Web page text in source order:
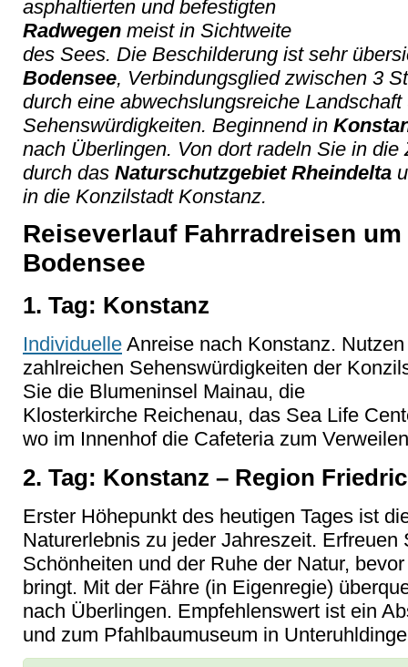
asphaltierten und befestigten
Radwegen meist in Sichtweite
des Sees. Die Beschilderung ist sehr
Bodensee, Verbindungsglied zwischen 3
durch eine abwechslungsreiche
Sehenswürdigkeiten. Beginnend in
nach Überlingen. Von dort radeln Sie in
durch das Naturschutzgebiet Rheindelta
in die Konzilstadt Konstanz.
Reiseverlauf Fahrradreisen
Bodensee
1. Tag: Konstanz
Individuelle Anreise nach Konstanz.
zahlreichen Sehenswürdigkeiten der
Sie die Blumeninsel Mainau, die
Klosterkirche Reichenau, das Sea Life
wo im Innenhof die Cafeteria zum
2. Tag: Konstanz – Region
Erster Höhepunkt des heutigen Tages ist
Naturerlebnis zu jeder Jahreszeit.
Schönheiten und der Ruhe der Natur,
bringt. Mit der Fähre (in Eigenregie)
nach Überlingen. Empfehlenswert ist ein
und zum Pfahlbaumuseum in